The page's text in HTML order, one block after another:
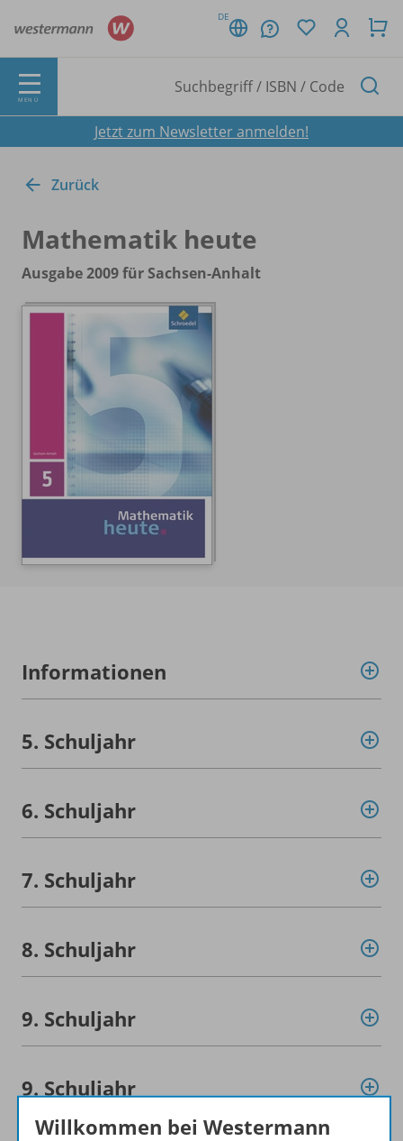
DE
MENÜ
Jetzt zum Newsletter anmelden!
Zurück
Mathematik heute
Ausgabe 2009 für Sachsen-Anhalt
Informationen
5. Schuljahr
6. Schuljahr
7. Schuljahr
8. Schuljahr
9. Schuljahr
9. Schuljahr
Hauptschulbildungsgang
Willkommen bei Westermann